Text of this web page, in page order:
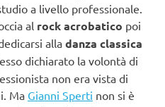
a livello professionale.
al rock acrobatico poi
alla danza classica
dichiarato la volontà di
non era vista di
Ma Gianni Sperti non si è